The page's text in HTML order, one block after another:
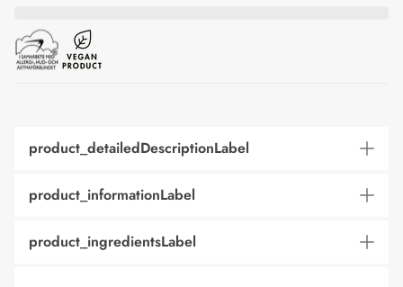
product_detailedDescriptionLabel
product_informationLabel
product_ingredientsLabel